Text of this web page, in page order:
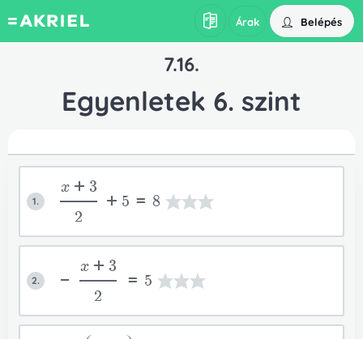
Árak Belépés
7.16.
Egyenletek 6. szint
1.
x+3
2
+5=8
2. -
x+3
2
=5